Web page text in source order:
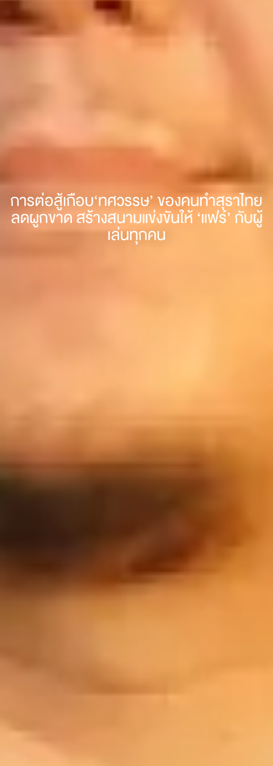
การต่อสู้เกือบ‘ทศวรรษ’ ของคนทำสุราไทย
ลดผูกขาด สร้างสนามแข่งขันให้ ‘แฟร์’ กับผู้
เล่นทุกคน